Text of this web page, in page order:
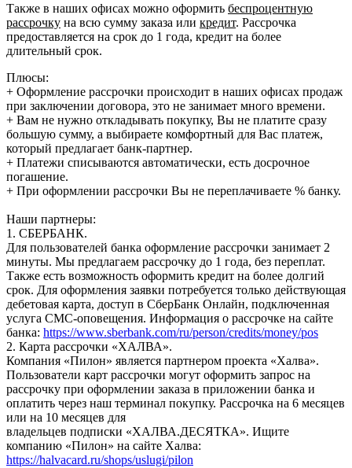
Также в наших офисах можно оформить беспроцентную
рассрочку на всю сумму заказа или кредит. Рассрочка
предоставляется на срок до 1 года, кредит на более
длительный срок.
Плюсы:
+ Оформление рассрочки происходит в наших офисах продаж
при заключении договора, это не занимает много времени.
+ Вам не нужно откладывать покупку, Вы не платите сразу
большую сумму, а выбираете комфортный для Вас платеж,
который предлагает банк-партнер.
+ Платежи списываются автоматически, есть досрочное
погашение.
+ При оформлении рассрочки Вы не переплачиваете % банку.
Наши партнеры:
1. СБЕРБАНК.
Для пользователей банка оформление рассрочки занимает 2
минуты. Мы предлагаем рассрочку до 1 года, без переплат.
Также есть возможность оформить кредит на более долгий
срок. Для оформления заявки потребуется только действующая
дебетовая карта, доступ в СберБанк Онлайн, подключенная
услуга СМС-оповещения. Информация о рассрочке на сайте
банка: https://www.sberbank.com/ru/person/credits/money/pos
2. Карта рассрочки «ХАЛВА».
Компания «Пилон» является партнером проекта «Халва».
Пользователи карт рассрочки могут оформить запрос на
рассрочку при оформлении заказа в приложении банка и
оплатить через наш терминал покупку. Рассрочка на 6 месяцев
или на 10 месяцев для
владельцев подписки «ХАЛВА.ДЕСЯТКА». Ищите
компанию «Пилон» на сайте Халва:
https://halvacard.ru/shops/uslugi/pilon